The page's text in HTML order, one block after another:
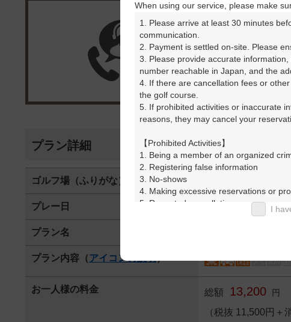
楽天
受付時
プラン詳細
ゴルフ場（ふりがな）
プレー日 2025年12月11日（
プラン名
プラン内容（アイコンの説明
お一人様の料金 総額 13,200 円
（税抜 11,500円＋
When using our service, please make
1. Please arrive at least 30 minutes
communication.
2. Payment is settled on-site. Please
3. Please provide accurate
number reachable in Japan, and the
4. If there are cancellation fees or
the golf course.
5. If prohibited activities or inaccurate
reasons, they may cancel your
【Prohibited Activities】
1. Being a member of an organized
2. Registering false information
3. No-shows
4. Making excessive reservations or
5. Repeated cancellations
6. Violating laws and regulations
7. Causing inconvenience to others
We appreciate your understanding
I